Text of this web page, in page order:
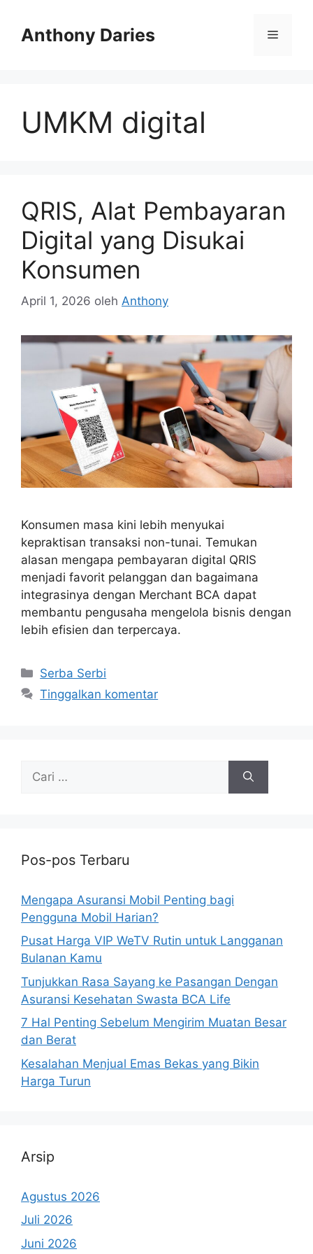
Anthony Daries Menu
UMKM digital
QRIS, Alat Pembayaran
Digital yang Disukai
Konsumen
April 1, 2026 oleh Anthony
Konsumen masa kini lebih menyukai
kepraktisan transaksi non-tunai. Temukan
alasan mengapa pembayaran digital QRIS
menjadi favorit pelanggan dan bagaimana
integrasinya dengan Merchant BCA dapat
membantu pengusaha mengelola bisnis dengan
lebih efisien dan terpercaya.
Kategori
Serba Serbi
Tinggalkan komentar
untuk:
Pos-pos Terbaru
Mengapa Asuransi Mobil Penting bagi
Pengguna Mobil Harian?
Pusat Harga VIP WeTV Rutin untuk Langganan
Bulanan Kamu
Tunjukkan Rasa Sayang ke Pasangan Dengan
Asuransi Kesehatan Swasta BCA Life
7 Hal Penting Sebelum Mengirim Muatan Besar
dan Berat
Kesalahan Menjual Emas Bekas yang Bikin
Harga Turun
Arsip
Agustus 2026
Juli 2026
Juni 2026